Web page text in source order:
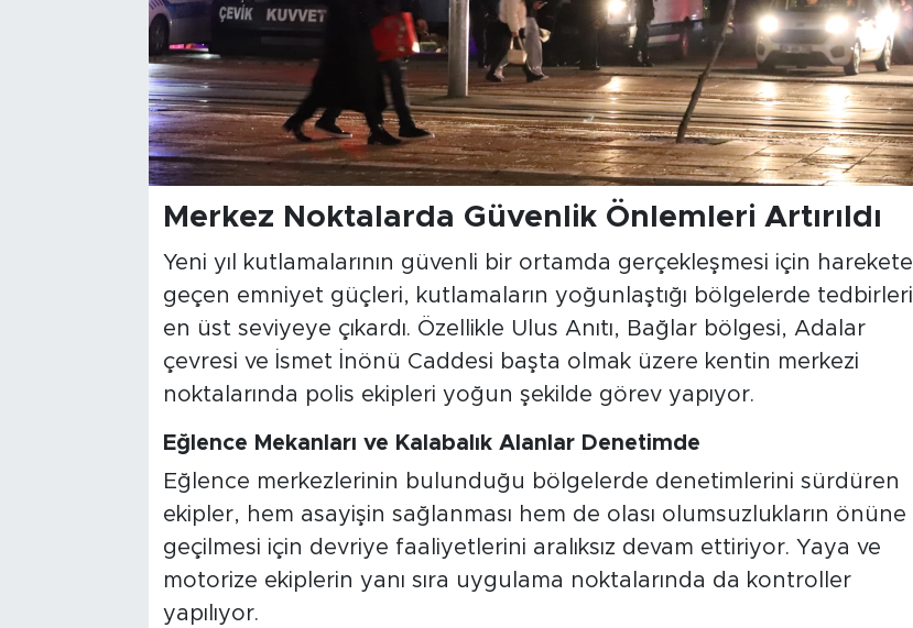
Merkez Noktalarda Güvenlik Önlemleri Artırıldı
Yeni yıl kutlamalarının güvenli bir ortamda gerçekleşmesi için harekete
geçen emniyet güçleri, kutlamaların yoğunlaştığı bölgelerde tedbirleri
en üst seviyeye çıkardı. Özellikle Ulus Anıtı, Bağlar bölgesi, Adalar
çevresi ve İsmet İnönü Caddesi başta olmak üzere kentin merkezi
noktalarında polis ekipleri yoğun şekilde görev yapıyor.
Eğlence Mekanları ve Kalabalık Alanlar Denetimde
Eğlence merkezlerinin bulunduğu bölgelerde denetimlerini sürdüren
ekipler, hem asayişin sağlanması hem de olası olumsuzlukların önüne
geçilmesi için devriye faaliyetlerini aralıksız devam ettiriyor. Yaya ve
motorize ekiplerin yanı sıra uygulama noktalarında da kontroller
yapılıyor.